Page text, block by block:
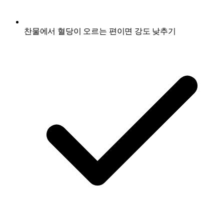
찬물에서 혈당이 오르는 편이면 강도 낮추기